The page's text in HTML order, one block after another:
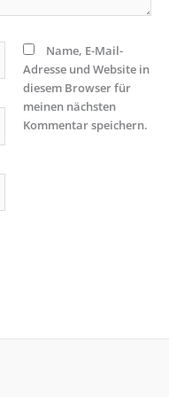
Name, E-Mail-
Adresse und Website in
diesem Browser für
meinen nächsten
Kommentar speichern.